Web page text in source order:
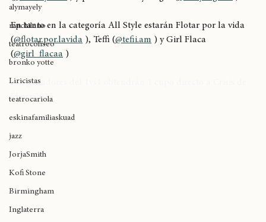
mikaela
alymayely
rapchileno
teatrocoliseo
bronko yotte
Liricistas
teatrocariola
eskinafamiliaskuad
jazz
JorjaSmith
Kofi Stone
Birmingham
(@Shasky_one
En tanto en la categoría All Style estarán Flotar por la vida
(@flotar.por.lavida
@girl_flacaa
Los ganadores del 1vs1 obtendrán 1 cupo directo a Crisis de
Flava 2025